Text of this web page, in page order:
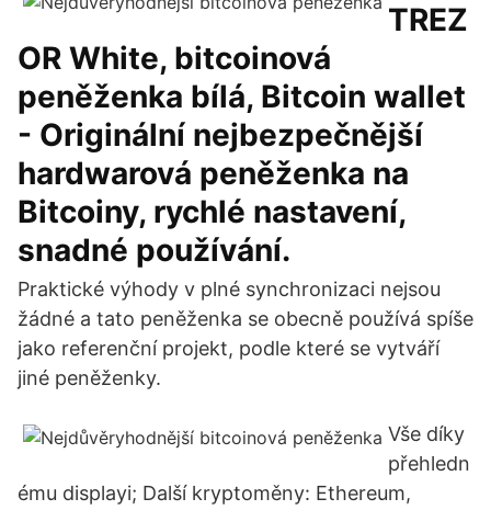
TREZ
OR White, bitcoinová
peněženka bílá, Bitcoin wallet
- Originální nejbezpečnější
hardwarová peněženka na
Bitcoiny, rychlé nastavení,
snadné používání.
Praktické výhody v plné synchronizaci nejsou
žádné a tato peněženka se obecně používá spíše
jako referenční projekt, podle které se vytváří
jiné peněženky.
Vše díky
přehledn
ému displayi; Další kryptoměny: Ethereum,